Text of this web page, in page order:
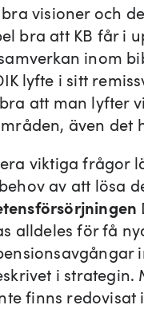
visioner och
bra att KB får i
inom
lyfte i sitt
att man lyfter
även det
viktiga frågor
av att lösa
alldeles för få
i
finns redovisat